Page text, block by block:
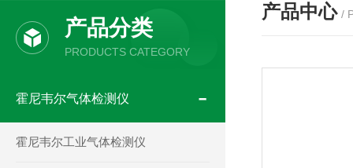
产品分类
PRODUCTS CATEGORY
霍尼韦尔气体检测仪
霍尼韦尔工业气体检测仪
产品中心 /